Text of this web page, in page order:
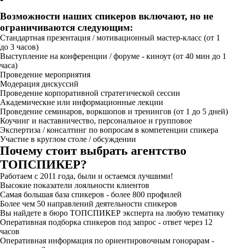
Возможности наших спикеров включают, но не
ограничиваются следующим:
Стандартная презентация / мотивационный мастер-класс (от 1
до 3 часов)
Выступление на конференции / форуме - киноут (от 40 мин до 1
часа)
Проведение мероприятия
Модерация дискуссий
Проведение корпоративной стратегической сессии
Академические или информационные лекции
Проведение семинаров, воркшопов и тренингов (от 1 до 5 дней)
Коучинг и наставничество, персональное и групповое
Экспертиза / консалтинг по вопросам в компетенции спикера
Участие в круглом столе / обсуждении
Почему стоит выбрать агентство
ТОПСПИКЕР?
Работаем с 2011 года, были и остаемся лучшими!
Высокие показатели лояльности клиентов
Самая большая база спикеров - более 800 профилей
Более чем 50 направлений деятельности спикеров
Вы найдете в бюро ТОПСПИКЕР эксперта на любую тематику
Оперативная подборка спикеров под запрос - ответ через 12
часов
Оперативная информация по ориентировочным гонорарам -